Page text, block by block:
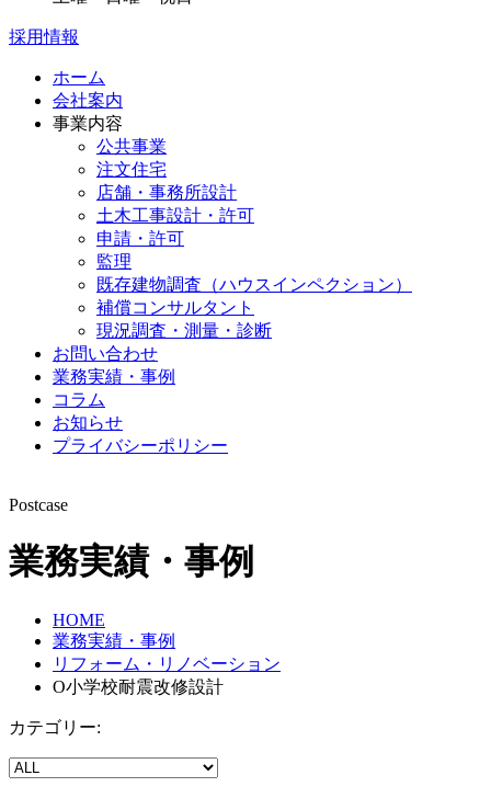
採用情報
ホーム
会社案内
事業内容
公共事業
注文住宅
店舗・事務所設計
土木工事設計・許可
申請・許可
監理
既存建物調査（ハウスインペクション）
補償コンサルタント
現況調査・測量・診断
お問い合わせ
業務実績・事例
コラム
お知らせ
プライバシーポリシー
Postcase
業務実績・事例
HOME
業務実績・事例
リフォーム・リノベーション
O小学校耐震改修設計
カテゴリー: